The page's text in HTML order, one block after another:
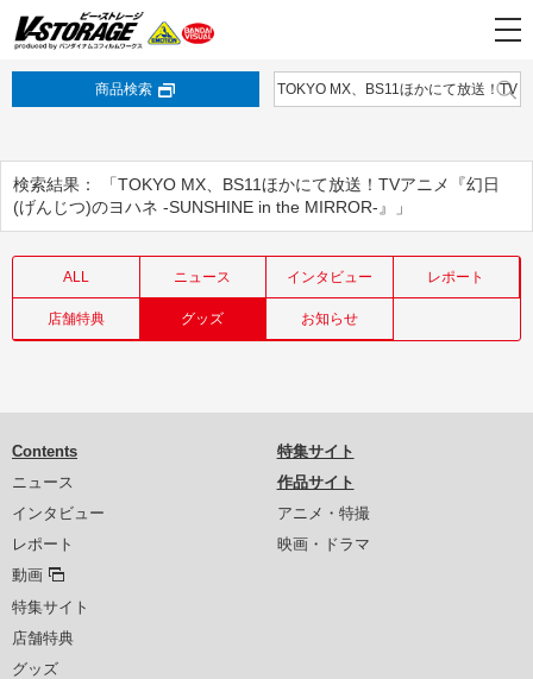
商品検索
検索結果： 「TOKYO MX、BS11ほかにて放送！TVアニメ『幻日
(げんじつ)のヨハネ -SUNSHINE in the MIRROR-』」
ALL ニュース インタビュー レポート
店舗特典 グッズ お知らせ
Contents
ニュース
インタビュー
レポート
動画
特集サイト
店舗特典
グッズ
特集サイト
作品サイト
アニメ・特撮
映画・ドラマ